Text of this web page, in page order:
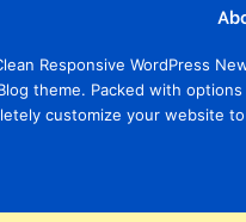
Responsive WordPress
theme. Packed with
customize your website to